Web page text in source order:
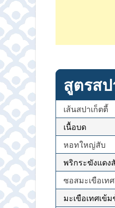
สูตรส
เส้นสปาเก็ตตี้
เนื้อบด
หอทใหญ่สับ
พริกระฆังแดง
ซอสมะเขือเทศ
มะเขือเทศเข้